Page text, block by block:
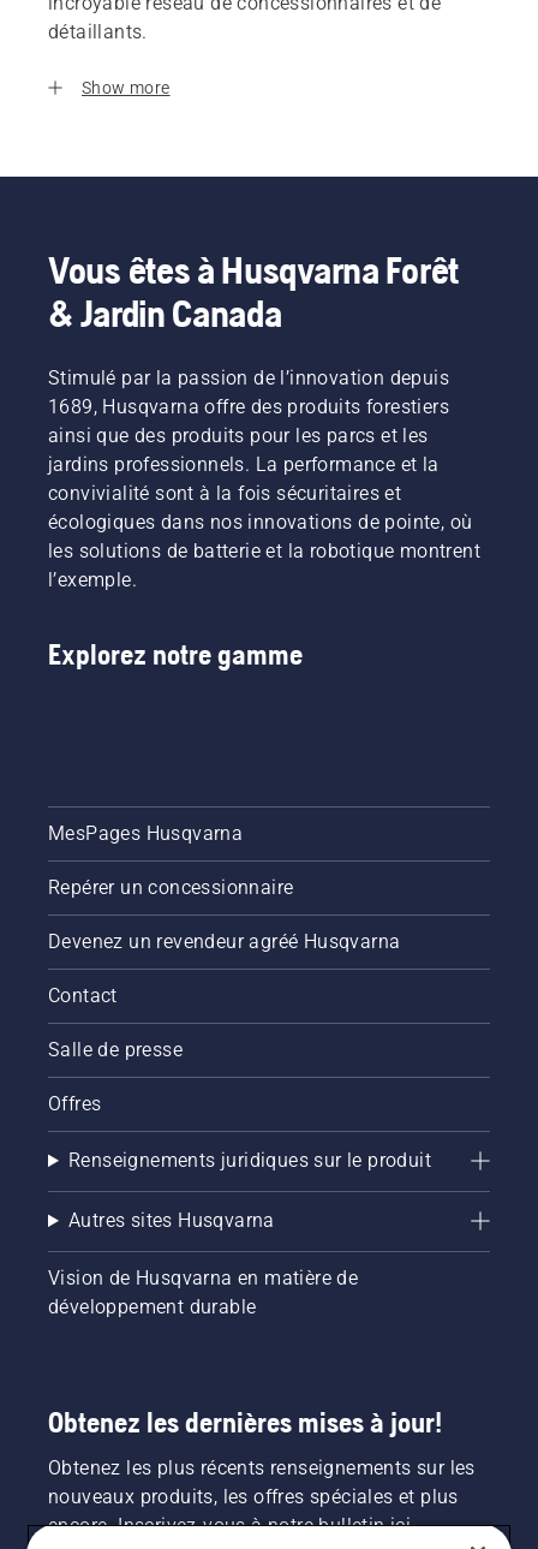
détaillants.
Show more
Vous êtes à Husqvarna Forêt
& Jardin Canada
Stimulé par la passion de l’innovation depuis
1689, Husqvarna offre des produits forestiers
ainsi que des produits pour les parcs et les
jardins professionnels. La performance et la
convivialité sont à la fois sécuritaires et
écologiques dans nos innovations de pointe, où
les solutions de batterie et la robotique montrent
l’exemple.
Explorez notre gamme
MesPages Husqvarna
Repérer un concessionnaire
Devenez un revendeur agréé Husqvarna
Contact
Salle de presse
Offres
Renseignements juridiques sur le produit
Autres sites Husqvarna
Vision de Husqvarna en matière de
développement durable
Obtenez les dernières mises à jour!
Obtenez les plus récents renseignements sur les
nouveaux produits, les offres spéciales et plus
encore. Inscrivez-vous à notre bulletin ici.